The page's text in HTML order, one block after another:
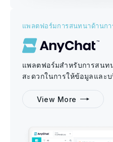
แพลตฟอร์มการสนทนาด้านกา
แพลตฟอร์มสำหรับการสนท
สะดวกในการให้ข้อมูลและ
View More